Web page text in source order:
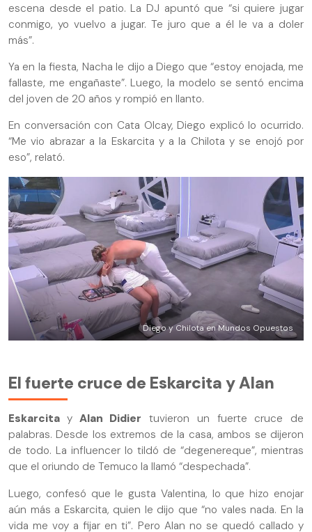
escena desde el patio. La DJ apuntó que “si quiere jugar
conmigo, yo vuelvo a jugar. Te juro que a él le va a doler
más”.
Ya en la fiesta, Nacha le dijo a Diego que “estoy enojada, me
fallaste, me engañaste”. Luego, la modelo se sentó encima
del joven de 20 años y rompió en llanto.
En conversación con Cata Olcay, Diego explicó lo ocurrido.
“Me vio abrazar a la Eskarcita y a la Chilota y se enojó por
eso”, relató.
Diego y Chilota en Mundos Opuestos
El fuerte cruce de Eskarcita y Alan
Eskarcita yAlan Didier tuvieron un fuerte cruce de
palabras. Desde los extremos de la casa, ambos se dijeron
de todo. La influencer lo tildó de “degenereque”, mientras
que el oriundo de Temuco la llamó “despechada”.
Luego, confesó que le gusta Valentina, lo que hizo enojar
aún más a Eskarcita, quien le dijo que “no vales nada. En la
vida me voy a fijar en ti”. Pero Alan no se quedó callado y